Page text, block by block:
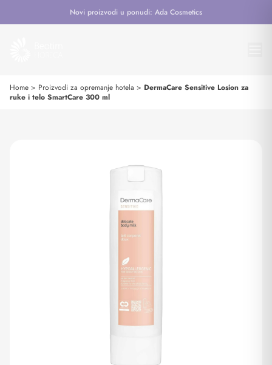
Novi proizvodi u ponudi: Ada Cosmetics
Home > Proizvodi za opremanje hotela > DermaCare Sensitive Losion za
ruke i telo SmartCare 300 ml